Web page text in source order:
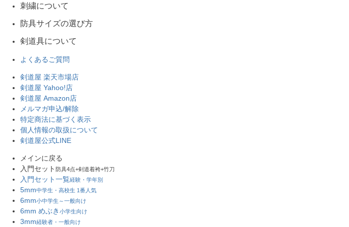
刺繍について
防具サイズの選び方
剣道具について
よくあるご質問
剣道屋 楽天市場店
剣道屋 Yahoo!店
剣道屋 Amazon店
メルマガ申込/解除
特定商法に基づく表示
個人情報の取扱について
剣道屋公式LINE
メインに戻る
入門セット 防具4点+剣道着袴+竹刀
入門セット一覧経験・学年別
5mm中学生・高校生 1番人気
6mm小中学生～一般向け
6mm めぶき 小学生向け
3mm経験者・一般向け